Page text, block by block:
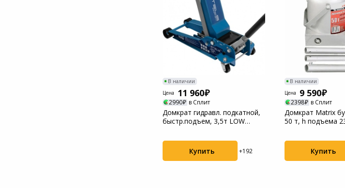
В наличии
Цена
11 960
2990 в Сплит
Домкрат гидравл. подкатной,
быстр.подъем, 3,5т LOW
Купить +192
В наличии
Цена
9 590
2398 в Сплит
Домкрат Matrix
50 т, h подъема
Купить